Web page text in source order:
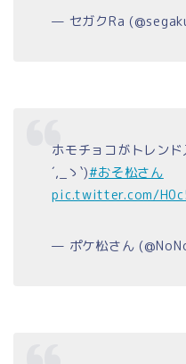
— セガクRa
ホモチョコがトレン
´,_ゝ`)#おそ松さん
pic.twitter.com/
— ポケ松さん